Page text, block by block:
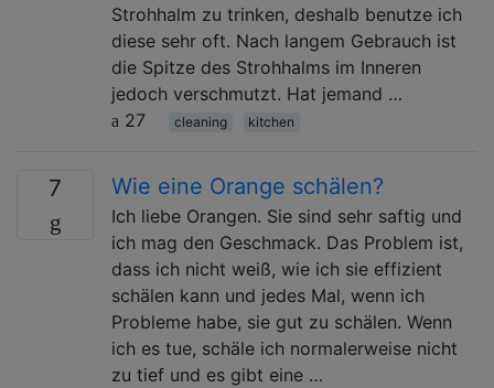
Strohhalm zu trinken, deshalb benutze ich
diese sehr oft. Nach langem Gebrauch ist
die Spitze des Strohhalms im Inneren
jedoch verschmutzt. Hat jemand …
27
cleaning kitchen
7 Wie eine Orange schälen?
Ich liebe Orangen. Sie sind sehr saftig und
ich mag den Geschmack. Das Problem ist,
dass ich nicht weiß, wie ich sie effizient
schälen kann und jedes Mal, wenn ich
Probleme habe, sie gut zu schälen. Wenn
ich es tue, schäle ich normalerweise nicht
zu tief und es gibt eine …